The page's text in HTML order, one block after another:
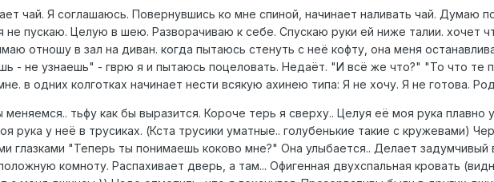
чай. Я соглашаюсь. Повернувшись ко мне спиной, начинает наливать чай. Думаю
не пускаю. Целую в шею. Разворачиваю к себе. Спускаю руки ей ниже талии. хочет
отношу в зал на диван. когда пытаюсь стенуть с неё кофту, она меня
- не узнаешь" - гврю я и пытаюсь поцеловать. Недаёт. "И всё же что?" "То что те
в одних колготках начинает нести всякую ахинею типа: Я не хочу. Я не готова.
меняемся.. тьфу как бы выразится. Короче терь я сверху.. Целуя её моя рука
рука у неё в трусиках. (Кста трусики уматные.. голубенькие такие с кружевами)
глазками "Теперь ты понимаешь коково мне?" Она улыбается.. Делает задумчивый
комноту. Распахивает дверь, а там... Офигенная двухспальная кровать